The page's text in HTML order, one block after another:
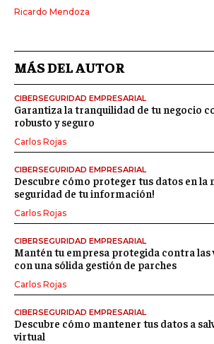
Ricardo Mendoza
MÁS DEL AUTOR
CIBERSEGURIDAD EMPRESARIAL
Garantiza la tranquilidad de tu negocio
robusto y seguro
Carlos Rojas
CIBERSEGURIDAD EMPRESARIAL
Descubre cómo proteger tus datos en la
seguridad de tu información!
Carlos Rojas
CIBERSEGURIDAD EMPRESARIAL
Mantén tu empresa protegida contra las
con una sólida gestión de parches
Carlos Rojas
CIBERSEGURIDAD EMPRESARIAL
Descubre cómo mantener tus datos a
virtual